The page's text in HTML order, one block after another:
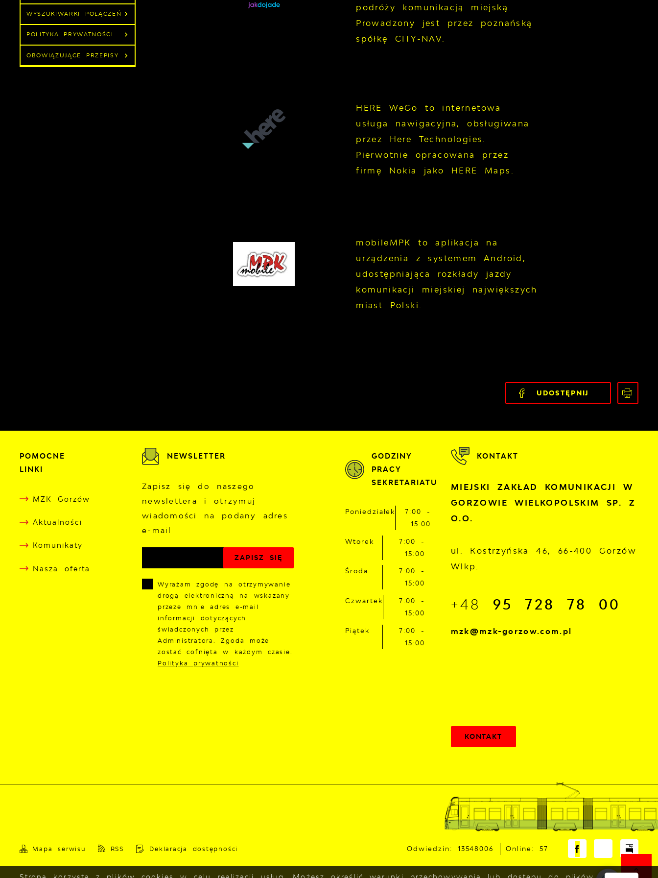
WYSZUKIWARKI POŁĄCZEŃ
POLITYKA PRYWATNOŚCI
OBOWIĄZUJĄCE PRZEPISY
podróży komunikacją miejską.
Prowadzony jest przez poznańską
spółkę CITY-NAV.
HERE WeGo to internetowa
usługa nawigacyjna, obsługiwana
przez Here Technologies.
Pierwotnie opracowana przez
firmę Nokia jako HERE Maps.
mobileMPK to aplikacja na
urządzenia z systemem Android,
udostępniająca rozkłady jazdy
komunikacji miejskiej największych
miast Polski.
UDOSTĘPNIJ
POMOCNE
LINKI
MZK Gorzów
Aktualności
Komunikaty
Nasza oferta
NEWSLETTER
Zapisz się do naszego
newslettera i otrzymuj
wiadomości na podany adres
e-mail
Wyrażam zgodę na otrzymywanie
drogą elektroniczną na wskazany
przeze mnie adres e-mail
informacji dotyczących
świadczonych przez
Administratora. Zgoda może
zostać cofnięta w każdym czasie.
Polityka prywatności
GODZINY
PRACY
SEKRETARIATU
Poniedziałek
7:00 -
15:00
Wtorek
7:00 -
15:00
Środa
7:00 -
15:00
Czwartek
7:00 -
15:00
Piątek
7:00 -
15:00
KONTAKT
MIEJSKI ZAKŁAD KOMUNIKACJI W
GORZOWIE WIELKOPOLSKIM SP. Z
O.O.
ul. Kostrzyńska 46, 66-400 Gorzów
Wlkp.
+48 95 728 78 00
mzk@mzk-gorzow.com.pl
KONTAKT
Mapa serwisu RSS Deklaracja dostępności Odwiedzin: 13548006 Online: 57